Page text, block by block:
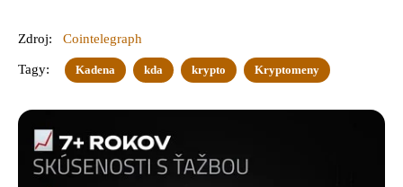
Zdroj: Cointelegraph
Tagy: Kadena kda krypto Kryptomeny